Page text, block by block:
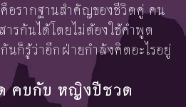
อรากฐานสำคัญของชีวิตคู่ คน
รกันได้โดยไม่ต้องใช้คำพูด
นก็รู้ว่าอีกฝ่ายกำลังคิดอะไรอยู่
คบกับ หญิงปีชวด